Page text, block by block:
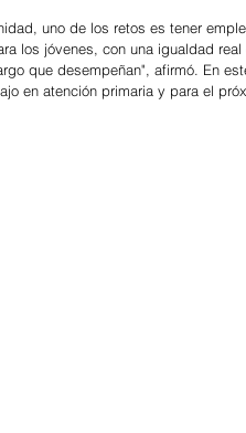
uno de los retos es tener
los jóvenes, con una igualdad
que desempeñan", afirmó. En
en atención primaria y para el